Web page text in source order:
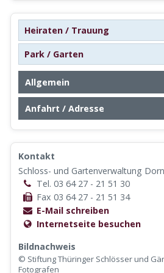
Heiraten / Trauung
Park / Garten
Allgemein
Anfahrt / Adresse
Kontakt
Schloss- und Gartenverwaltung
Tel. 03 64 27 - 21 51 30
Fax 03 64 27 - 21 51 34
E-Mail schreiben
Internetseite besuchen
Bildnachweis
© Stiftung Thüringer Schlösser und
Fotografen